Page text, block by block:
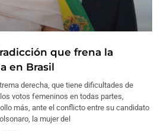
que frena la
en Brasil
derecha, que tiene dificultades de
votos femeninos en todas partes,
más, ante el conflicto entre su candidato
la mujer del